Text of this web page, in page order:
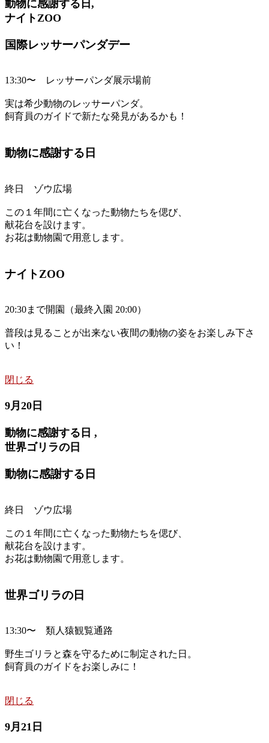
動物に感謝する日,
ナイトZOO
国際レッサーパンダデー
13:30〜 レッサーパンダ展示場前
実は希少動物のレッサーパンダ。
飼育員のガイドで新たな発見があるかも！
動物に感謝する日
終日 ゾウ広場
この１年間に亡くなった動物たちを偲び、
献花台を設けます。
お花は動物園で用意します。
ナイトZOO
20:30まで開園（最終入園 20:00）
普段は見ることが出来ない夜間の動物の姿をお楽しみ下さ
い！
閉じる
9月20日
動物に感謝する日 ,
世界ゴリラの日
動物に感謝する日
終日 ゾウ広場
この１年間に亡くなった動物たちを偲び、
献花台を設けます。
お花は動物園で用意します。
世界ゴリラの日
13:30〜 類人猿観覧通路
野生ゴリラと森を守るために制定された日。
飼育員のガイドをお楽しみに！
閉じる
9月21日